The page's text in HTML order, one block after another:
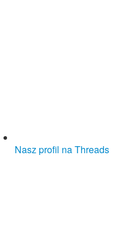
Nasz profil na Threads